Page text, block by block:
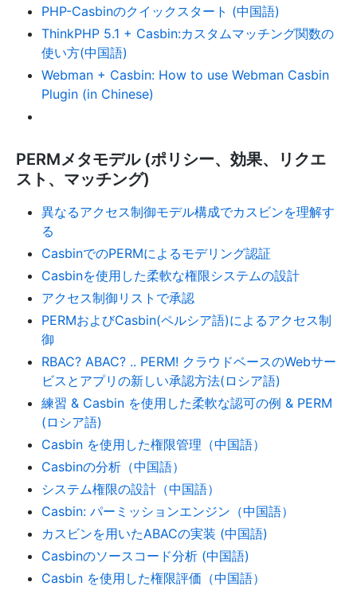
PHP-Casbinのクイックスタート (中国語)
ThinkPHP 5.1 + Casbin:カスタムマッチング関数の
使い方(中国語)
Webman + Casbin: How to use Webman Casbin
Plugin (in Chinese)
PERMメタモデル (ポリシー、効果、リクエ
スト、マッチング)
異なるアクセス制御モデル構成でカスビンを理解す
る
CasbinでのPERMによるモデリング認証
Casbinを使用した柔軟な権限システムの設計
アクセス制御リストで承認
PERMおよびCasbin(ペルシア語)によるアクセス制
御
RBAC? ABAC? .. PERM! クラウドベースのWebサー
ビスとアプリの新しい承認方法(ロシア語)
練習 & Casbin を使用した柔軟な認可の例 & PERM
(ロシア語)
Casbin を使用した権限管理（中国語）
Casbinの分析（中国語）
システム権限の設計（中国語）
Casbin: パーミッションエンジン（中国語）
カスビンを用いたABACの実装 (中国語)
Casbinのソースコード分析 (中国語)
Casbin を使用した権限評価（中国語）